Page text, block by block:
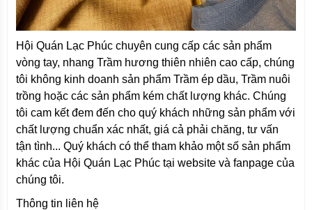
Hội Quán Lạc Phúc chuyên cung cấp các sản phẩm
vòng tay, nhang Trầm hương thiên nhiên cao cấp, chúng
tôi không kinh doanh sản phẩm Trầm ép dầu, Trầm nuôi
trồng hoặc các sản phẩm kém chất lượng khác. Chúng
tôi cam kết đem đến cho quý khách những sản phẩm với
chất lượng chuẩn xác nhất, giá cả phải chăng, tư vấn
tận tình... Quý khách có thể tham khảo một số sản phẩm
khác của Hội Quán Lạc Phúc tại website và fanpage của
chúng tôi.
Thông tin liên hệ